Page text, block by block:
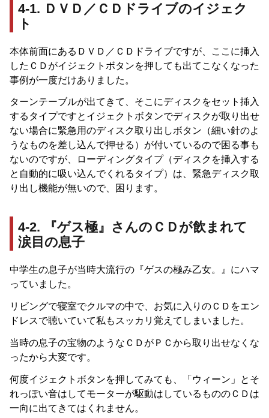
4-1. ＤＶＤ／ＣＤドライブのイジェク
ト
本体前面にあるＤＶＤ／ＣＤドライブですが、ここに挿入
したＣＤがイジェクトボタンを押しても出てこなくなった
事例が一度だけありました。
ターンテーブルが出てきて、そこにディスクをセット挿入
するタイプですとイジェクトボタンでディスクが取り出せ
ない場合に緊急用のディスク取り出しボタン（細い針のよ
うなものを差し込んで押せる）が付いているので困る事も
ないのですが、ローディングタイプ（ディスクを挿入する
と自動的に吸い込んでくれるタイプ）は、緊急ディスク取
り出し機能が無いので、困ります。
4-2. 『ゲス極』さんのＣＤが飲まれて
涙目の息子
中学生の息子が当時大流行の『ゲスの極み乙女。』にハマ
っていました。
リビングで寝室でクルマの中で、お気に入りのＣＤをエン
ドレスで聴いていて私もスッカリ覚えてしまいました。
当時の息子の宝物のようなＣＤがＰＣから取り出せなくな
ったから大変です。
何度イジェクトボタンを押してみても、「ウィーン」とそ
れっぽい音はしてモーターが駆動はしているもののＣＤは
一向に出てきてはくれません。